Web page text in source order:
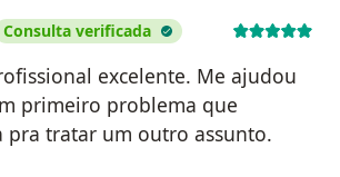
Consulta verificada
excelente. Me ajudou
primeiro problema que
pra tratar um outro assunto.